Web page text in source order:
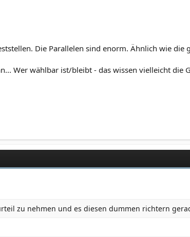
Die Parallelen sind enorm. Ähnlich wie die
Wer wählbar ist/bleibt - das wissen vielleicht die
zu nehmen und es diesen dummen richtern